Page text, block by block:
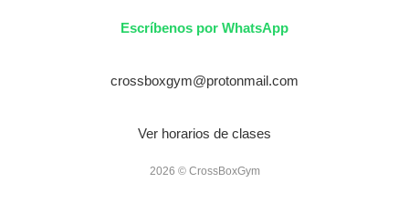
Escríbenos por WhatsApp
crossboxgym@protonmail.com
Ver horarios de clases
2026 © CrossBoxGym